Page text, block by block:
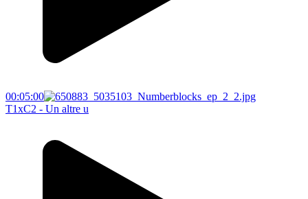
00:05:00
T1xC2 - Un altre u